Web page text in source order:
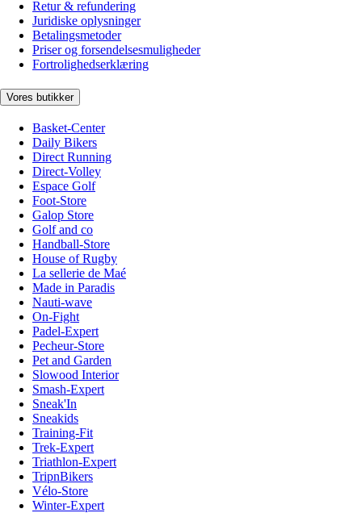
Retur & refundering
Juridiske oplysninger
Betalingsmetoder
Priser og forsendelsesmuligheder
Fortrolighedserklæring
Vores butikker
Basket-Center
Daily Bikers
Direct Running
Direct-Volley
Espace Golf
Foot-Store
Galop Store
Golf and co
Handball-Store
House of Rugby
La sellerie de Maé
Made in Paradis
Nauti-wave
On-Fight
Padel-Expert
Pecheur-Store
Pet and Garden
Slowood Interior
Smash-Expert
Sneak'In
Sneakids
Training-Fit
Trek-Expert
Triathlon-Expert
TripnBikers
Vélo-Store
Winter-Expert